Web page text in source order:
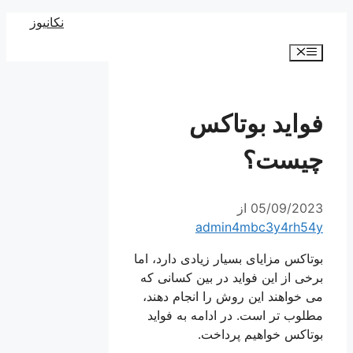
نکانیوز
فهرست
فواید بوتاکس
چیست؟
05/09/2023 از
admin4mbc3y4rh54y
بوتاکس مزایای بسیار زیادی دارد، اما
برخی از این فواید در بین کسانی که
می خواهند این روش را انجام دهند،
مطلوب تر است. در ادامه به فواید
بوتاکس خواهیم پرداخت.